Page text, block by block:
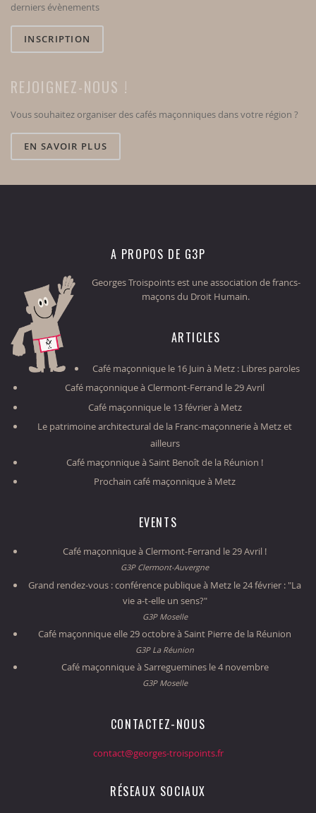
derniers évènements
INSCRIPTION
REJOIGNEZ-NOUS !
Vous souhaitez organiser des cafés maçonniques dans votre région ?
EN SAVOIR PLUS
A PROPOS DE G3P
Georges Troispoints est une association de francs-
maçons du Droit Humain.
ARTICLES
Café maçonnique le 16 Juin à Metz : Libres paroles
Café maçonnique à Clermont-Ferrand le 29 Avril
Café maçonnique le 13 février à Metz
Le patrimoine architectural de la Franc-maçonnerie à Metz et
ailleurs
Café maçonnique à Saint Benoît de la Réunion !
Prochain café maçonnique à Metz
EVENTS
Café maçonnique à Clermont-Ferrand le 29 Avril !
G3P Clermont-Auvergne
Grand rendez-vous : conférence publique à Metz le 24 février : "La
vie a-t-elle un sens?"
G3P Moselle
Café maçonnique elle 29 octobre à Saint Pierre de la Réunion
G3P La Réunion
Café maçonnique à Sarreguemines le 4 novembre
G3P Moselle
CONTACTEZ-NOUS
contact@georges-troispoints.fr
RÉSEAUX SOCIAUX